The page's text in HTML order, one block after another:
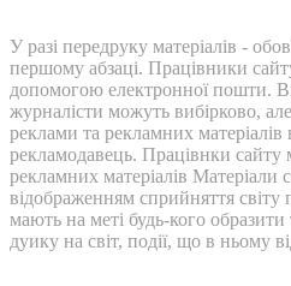
У разі передруку матеріалів -
першому абзаці. Працівники
допомогою електронної пошти.
журналісти можуть вибірково,
реклами та рекламних матеріалів
рекламодавець. Працівнки сайту
рекламних матеріалів Матеріали
відображенням сприйняття світу
мають на меті будь-кого
дуику на світ, події, що в ньому